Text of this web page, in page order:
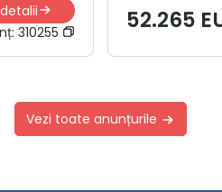
310255 52.265
Vezi toate anunțurile